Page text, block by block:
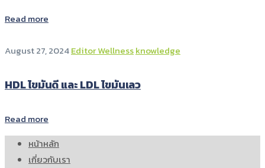
Read more
August 27, 2024Editor Wellnessknowledge
HDL ไขมันดี และ LDL ไขมันเลว
Read more
หน้าหลัก
เกี่ยวกับเรา